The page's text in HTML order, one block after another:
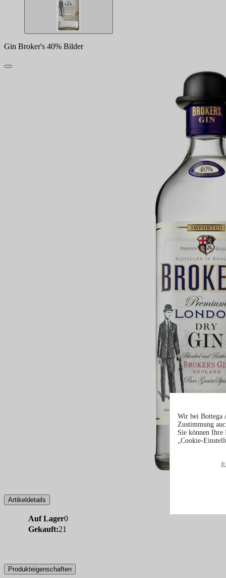
Gin Broker's 40% Bilder
Artikeldetails
Auf Lager0
Gekauft:21
Produkteigenschaften
Wir bei Bottega
Zustimmung
Sie können
„Cookie-